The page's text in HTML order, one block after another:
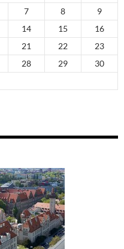
7 8
9
14 15
16
21 22
23
28 29
30